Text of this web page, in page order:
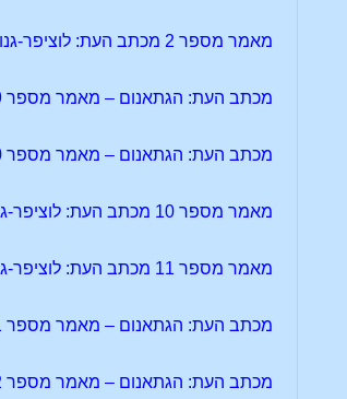
מאמר מספר 2 מכתב העת: לוציפר-גנוסיס – התקדשות והמיסטריות
מכתב העת: הגתאנום – מאמר מספר 69 – מיכאל והדרקון חלק א'
מכתב העת: הגתאנום – מאמר מספר 70 – מיכאל והדרקון חלק ב'
מאמר מספר 10 מכתב העת: לוציפר-גנוסיס – מה המשמעות של התיאוסופיה עבור אנשים כיום?
מאמר מספר 11 מכתב העת: לוציפר-גנוסיס – מה המשמעות של התיאוסופיה עבור אנשים כיום?
מכתב העת: הגתאנום – מאמר מספר 1 – היבטים אופטימיים של המצב העולמי הנוכחי
מכתב העת: הגתאנום – מאמר מספר 2 – הסוגייה הגלובלית